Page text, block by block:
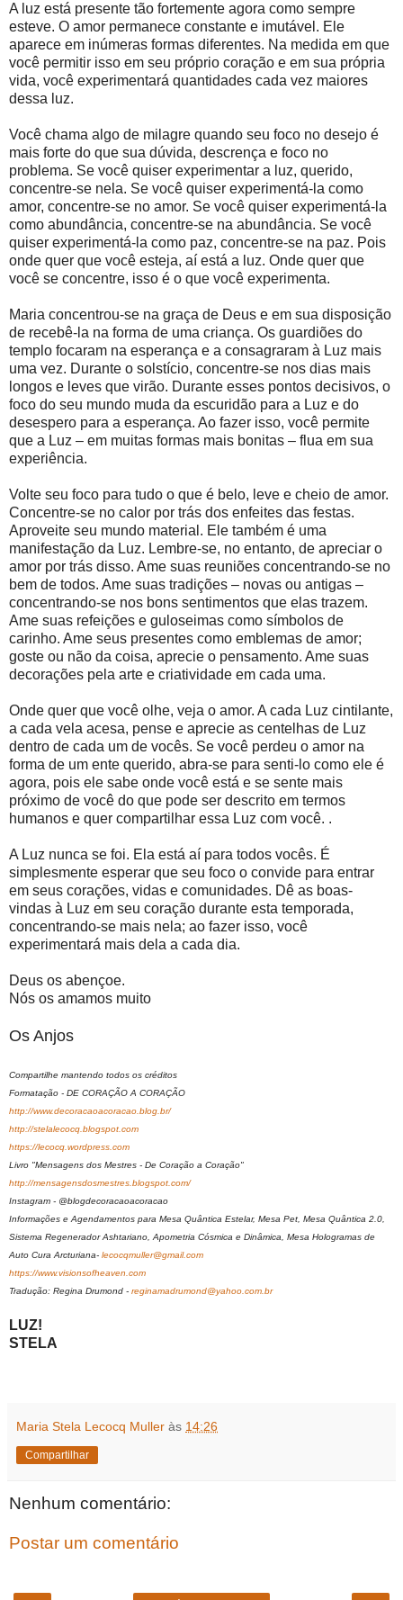
A luz está presente tão fortemente agora como sempre
esteve. O amor permanece constante e imutável. Ele
aparece em inúmeras formas diferentes. Na medida em que
você permitir isso em seu próprio coração e em sua própria
vida, você experimentará quantidades cada vez maiores
dessa luz.
Você chama algo de milagre quando seu foco no desejo é
mais forte do que sua dúvida, descrença e foco no
problema. Se você quiser experimentar a luz, querido,
concentre-se nela. Se você quiser experimentá-la como
amor, concentre-se no amor. Se você quiser experimentá-la
como abundância, concentre-se na abundância. Se você
quiser experimentá-la como paz, concentre-se na paz. Pois
onde quer que você esteja, aí está a luz. Onde quer que
você se concentre, isso é o que você experimenta.
Maria concentrou-se na graça de Deus e em sua disposição
de recebê-la na forma de uma criança. Os guardiões do
templo focaram na esperança e a consagraram à Luz mais
uma vez. Durante o solstício, concentre-se nos dias mais
longos e leves que virão. Durante esses pontos decisivos, o
foco do seu mundo muda da escuridão para a Luz e do
desespero para a esperança. Ao fazer isso, você permite
que a Luz – em muitas formas mais bonitas – flua em sua
experiência.
Volte seu foco para tudo o que é belo, leve e cheio de amor.
Concentre-se no calor por trás dos enfeites das festas.
Aproveite seu mundo material. Ele também é uma
manifestação da Luz. Lembre-se, no entanto, de apreciar o
amor por trás disso. Ame suas reuniões concentrando-se no
bem de todos. Ame suas tradições – novas ou antigas –
concentrando-se nos bons sentimentos que elas trazem.
Ame suas refeições e guloseimas como símbolos de
carinho. Ame seus presentes como emblemas de amor;
goste ou não da coisa, aprecie o pensamento. Ame suas
decorações pela arte e criatividade em cada uma.
Onde quer que você olhe, veja o amor. A cada Luz cintilante,
a cada vela acesa, pense e aprecie as centelhas de Luz
dentro de cada um de vocês. Se você perdeu o amor na
forma de um ente querido, abra-se para senti-lo como ele é
agora, pois ele sabe onde você está e se sente mais
próximo de você do que pode ser descrito em termos
humanos e quer compartilhar essa Luz com você. .
A Luz nunca se foi. Ela está aí para todos vocês. É
simplesmente esperar que seu foco o convide para entrar
em seus corações, vidas e comunidades. Dê as boas-
vindas à Luz em seu coração durante esta temporada,
concentrando-se mais nela; ao fazer isso, você
experimentará mais dela a cada dia.
Deus os abençoe.
Nós os amamos muito
Os Anjos
Compartilhe mantendo todos os créditos
Formatação - DE CORAÇÃO A CORAÇÃO
http://www.decoracaoacoracao.blog.br/
http://stelalecocq.blogspot.com
https://lecocq.wordpress.com
Livro "Mensagens dos Mestres - De Coração a Coração"
http://mensagensdosmestres.blogspot.com/
Instagram - @blogdecoracaoacoracao
Informações e Agendamentos para Mesa Quântica Estelar, Mesa Pet, Mesa Quântica 2.0,
Sistema Regenerador Ashtariano, Apometria Cósmica e Dinâmica, Mesa Hologramas de
Auto Cura Arcturiana- lecocqmuller@gmail.com
https://www.visionsofheaven.com
Tradução: Regina Drumond - reginamadrumond@yahoo.com.br
LUZ!
STELA
Maria Stela Lecocq Muller às 14:26
Compartilhar
Nenhum comentário:
Postar um comentário